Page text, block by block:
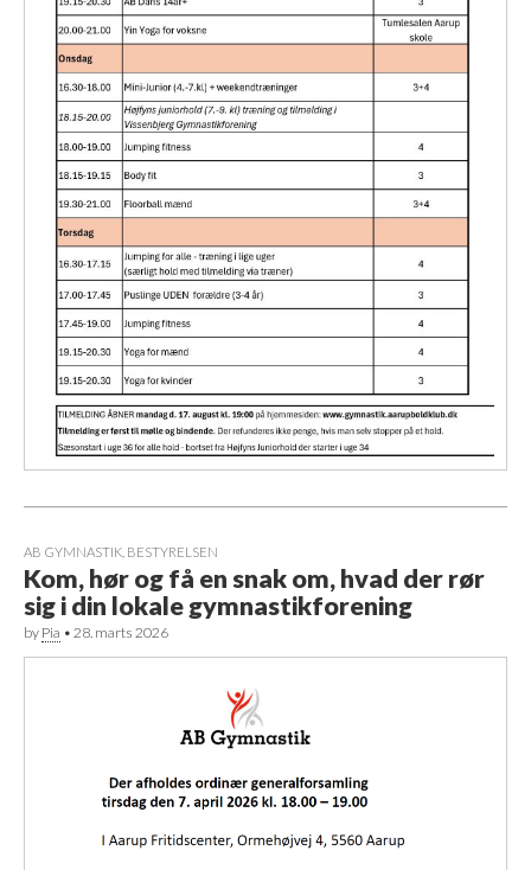
AB GYMNASTIK BESTYRELSEN
Kom, hør og få en snak om, hvad der rør
sig i din lokale gymnastikforening
by Pia • 28. marts 2026